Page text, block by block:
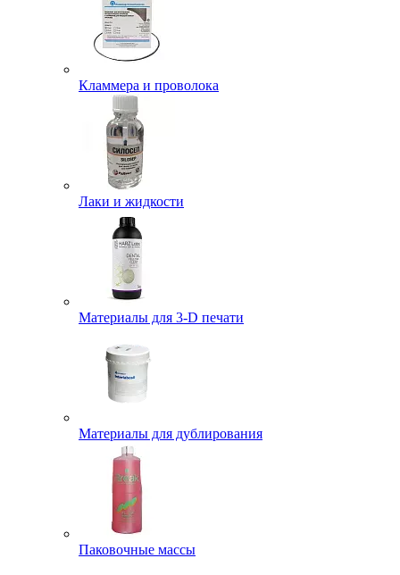
Кламмера и проволока
Лаки и жидкости
Материалы для 3-D печати
Материалы для дублирования
Паковочные массы